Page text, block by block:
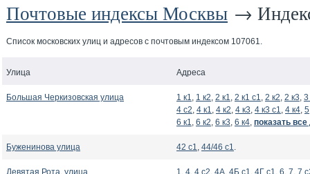
Почтовые индексы Москвы →
Список московских улиц и адресов с почтовым индексом 107061.
Улица Адреса
Большая Черкизовская улица 1 к1, 1 к2, 2 к1, 2 к1 с1, 2 к2, 2 к3, 3
4 с2, 4 к1, 4 к2, 4 к3, 4 к3 с1, 4 к4, 5
6 к1, 6 к2, 6 к3, 6 к4, показать
Буженинова улица 42 с1, 44/46 с1.
Девятая Рота, улица 1, 4, 4 с2, 4А, 4Б с1, 4Г с1, 6, 7, 7